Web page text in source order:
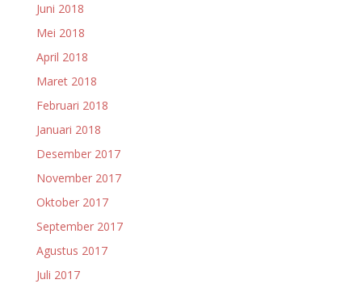
Juni 2018
Mei 2018
April 2018
Maret 2018
Februari 2018
Januari 2018
Desember 2017
November 2017
Oktober 2017
September 2017
Agustus 2017
Juli 2017